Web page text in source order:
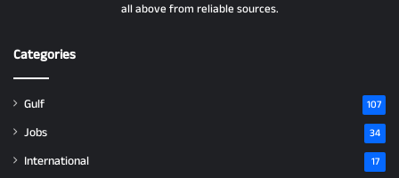
all above from reliable sources.
Categories
Gulf 107
Jobs 34
International 17